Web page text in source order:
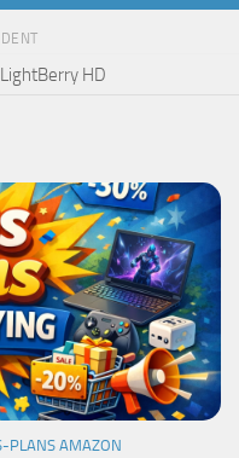
HD
PLANS AMAZON